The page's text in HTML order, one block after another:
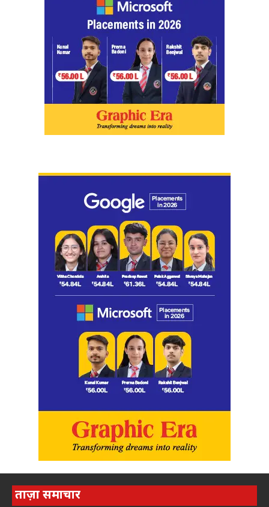
ताज़ा समाचार